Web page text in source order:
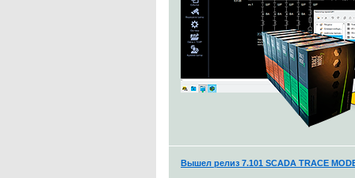
Вышел релиз 7.101 SCADA TRACE